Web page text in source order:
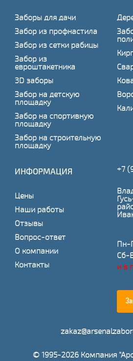
Заборы для дачи
Забор из профнастила
Забор из сетки рабицы
Забор из
евроштакетника
3D заборы
Забор на детскую
площадку
Забор на спортивную
площадку
Забор на строительную
площадку
ИНФОРМАЦИЯ
Цены
Наши работы
Отзывы
Вопрос-ответ
О компании
Контакты
+7
Пн-
Сб-
и в
© 1995-2026 Компания